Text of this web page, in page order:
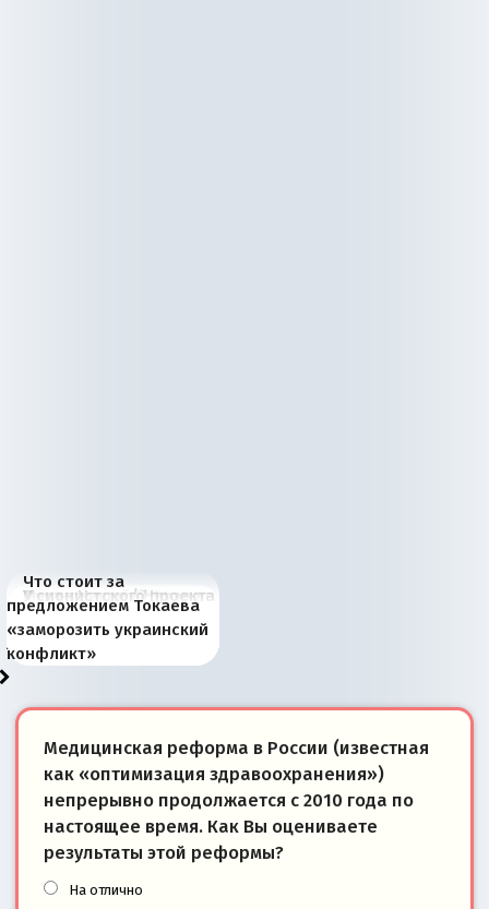
В России назрели
перемены: 15 шагов к
суверенной экономике
Миграционный пожар
Европы
Россия начинает
сбрасывать балласт
Анкориджа
Россия зимой 1904
года: первые уступки во
внутренней политике
Русская нация вчера и
сегодня
Почему правый крах в
Варшаве не поможет её
отношениям с Россией?
Место Науру / Науэро в
современной истории
Южной Осетии
У сионистского проекта
появилось украинское
измерение
Что стоит за
предложением Токаева
«заморозить украинский
конфликт»
Медицинская реформа в России (известная
как «оптимизация здравоохранения»)
непрерывно продолжается с 2010 года по
настоящее время. Как Вы оцениваете
результаты этой реформы?
На отлично